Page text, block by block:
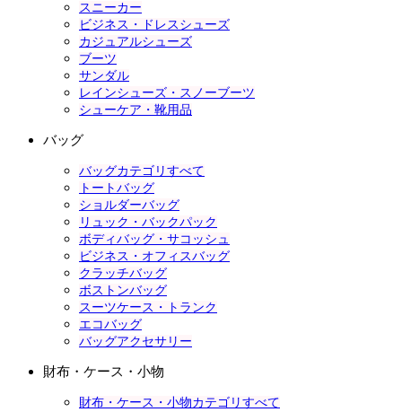
スニーカー
ビジネス・ドレスシューズ
カジュアルシューズ
ブーツ
サンダル
レインシューズ・スノーブーツ
シューケア・靴用品
バッグ
バッグカテゴリすべて
トートバッグ
ショルダーバッグ
リュック・バックパック
ボディバッグ・サコッシュ
ビジネス・オフィスバッグ
クラッチバッグ
ボストンバッグ
スーツケース・トランク
エコバッグ
バッグアクセサリー
財布・ケース・小物
財布・ケース・小物カテゴリすべて